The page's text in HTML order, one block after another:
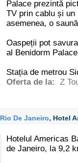
Palace prezintă
TV prin cablu și
asemenea, o
Oaspeții pot
al Benidorm
Stația de metrou
Oferta de la:
Z
Rio De Janeiro, Hotel
Hotelul Americas
de Janeiro, la 9,2